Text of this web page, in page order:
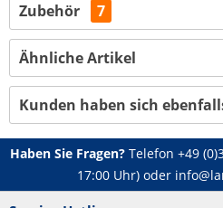
Zubehör 7
Ähnliche Artikel
Kunden haben sich
Haben Sie Fragen? Telefon +49
17:00 Uhr) oder